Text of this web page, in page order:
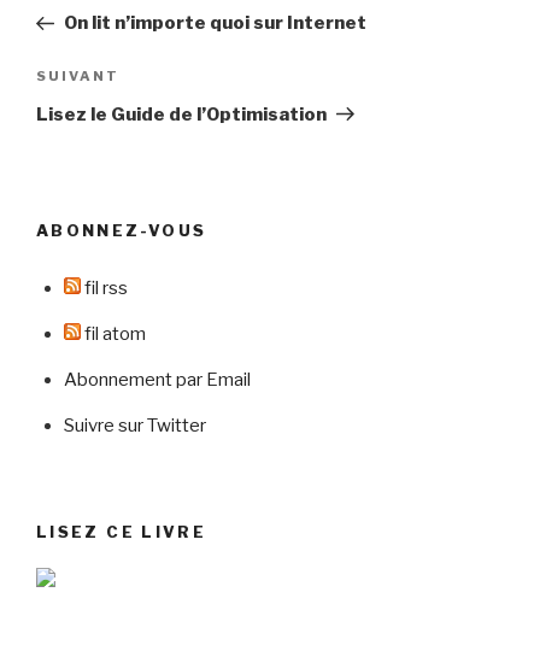
l’article
précédent
On lit n’importe quoi sur Internet
Article
suivant
SUIVANT
Lisez le Guide de l’Optimisation
ABONNEZ-VOUS
fil rss
fil atom
Abonnement par Email
Suivre sur Twitter
LISEZ CE LIVRE